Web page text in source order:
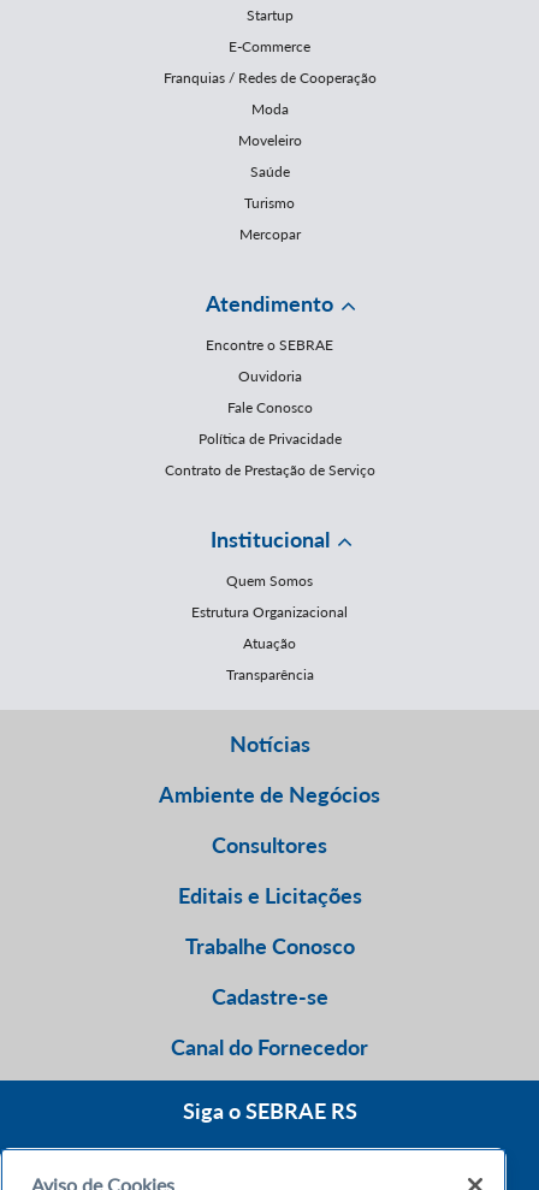
Startup
E-Commerce
Franquias / Redes de Cooperação
Moda
Moveleiro
Saúde
Turismo
Mercopar
Atendimento
Encontre o SEBRAE
Ouvidoria
Fale Conosco
Política de Privacidade
Contrato de Prestação de Serviço
Institucional
Quem Somos
Estrutura Organizacional
Atuação
Transparência
Notícias
Ambiente de Negócios
Consultores
Editais e Licitações
Trabalhe Conosco
Cadastre-se
Canal do Fornecedor
Siga o SEBRAE RS
Aviso de Cookies